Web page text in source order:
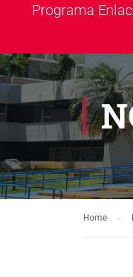
Programa
Home